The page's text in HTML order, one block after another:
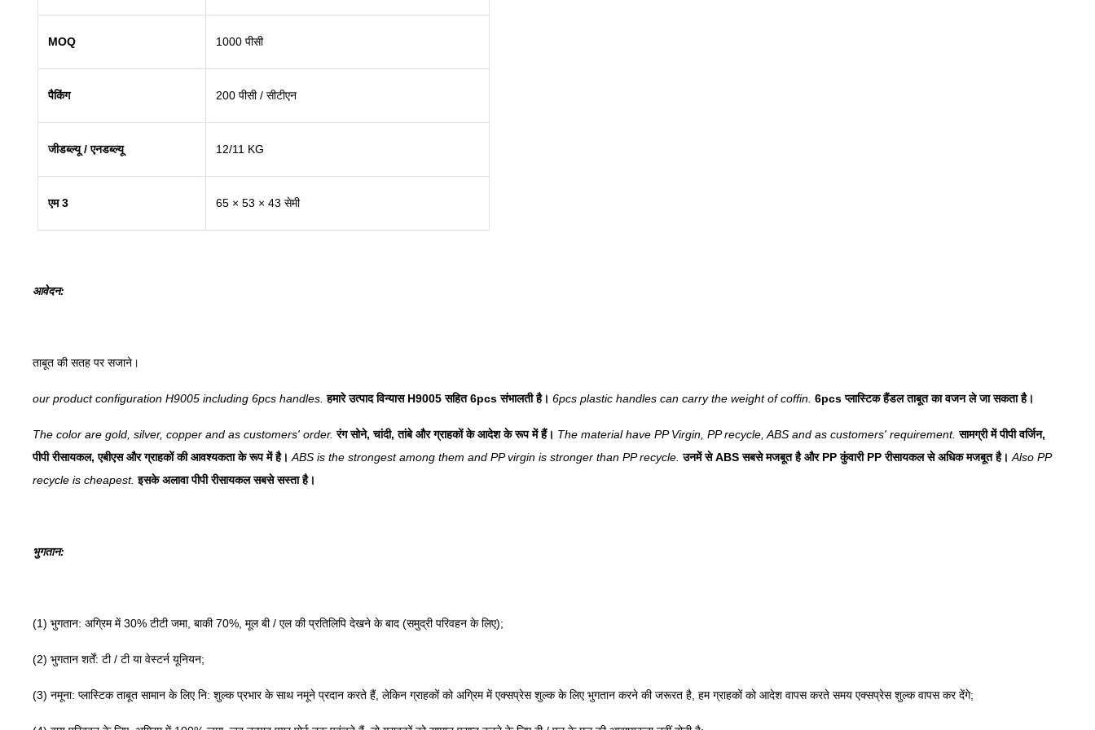
MOQ 1000 पीसी
पैकिंग 200 पीसी / सीटीएन
जीडब्ल्यू / एनडब्ल्यू 12/11 KG
एम 3 65 × 53 × 43 सेमी
आवेदन:
ताबूत की सतह पर सजाने।
our product configuration H9005 including 6pcs handles. हमारे उत्पाद विन्यास H9005 सहित 6pcs संभालती है। 6pcs plastic handles can carry the weight of coffin. 6pcs प्लास्टिक हैंडल ताबूत का वजन ले जा सकता है।
The color are gold, silver, copper and as customers' order. रंग सोने, चांदी, तांबे और ग्राहकों के आदेश के रूप में हैं। The material have PP Virgin, PP recycle, ABS and as customers' requirement. सामग्री में पीपी वर्जिन,
पीपी रीसायकल, एबीएस और ग्राहकों की आवश्यकता के रूप में है। ABS is the strongest among them and PP virgin is stronger than PP recycle. उनमें से ABS सबसे मजबूत है और PP कुंवारी PP रीसायकल से अधिक मजबूत है। Also PP
recycle is cheapest. इसके अलावा पीपी रीसायकल सबसे सस्ता है।
भुगतान:
(1) भुगतान: अग्रिम में 30% टीटी जमा, बाकी 70%, मूल बी / एल की प्रतिलिपि देखने के बाद (समुद्री परिवहन के लिए);
(2) भुगतान शर्तें: टी / टी या वेस्टर्न यूनियन;
(3) नमूना: प्लास्टिक ताबूत सामान के लिए नि: शुल्क प्रभार के साथ नमूने प्रदान करते हैं, लेकिन ग्राहकों को अग्रिम में एक्सप्रेस शुल्क के लिए भुगतान करने की जरूरत है, हम ग्राहकों को आदेश वापस करते समय एक्सप्रेस शुल्क वापस कर देंगे;